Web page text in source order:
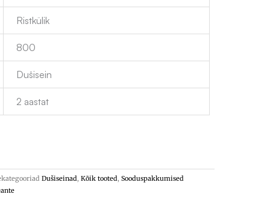
Ristkülik
800
Dušisein
2 aastat
Dušiseinad, Kõik tooted, Sooduspakkumised